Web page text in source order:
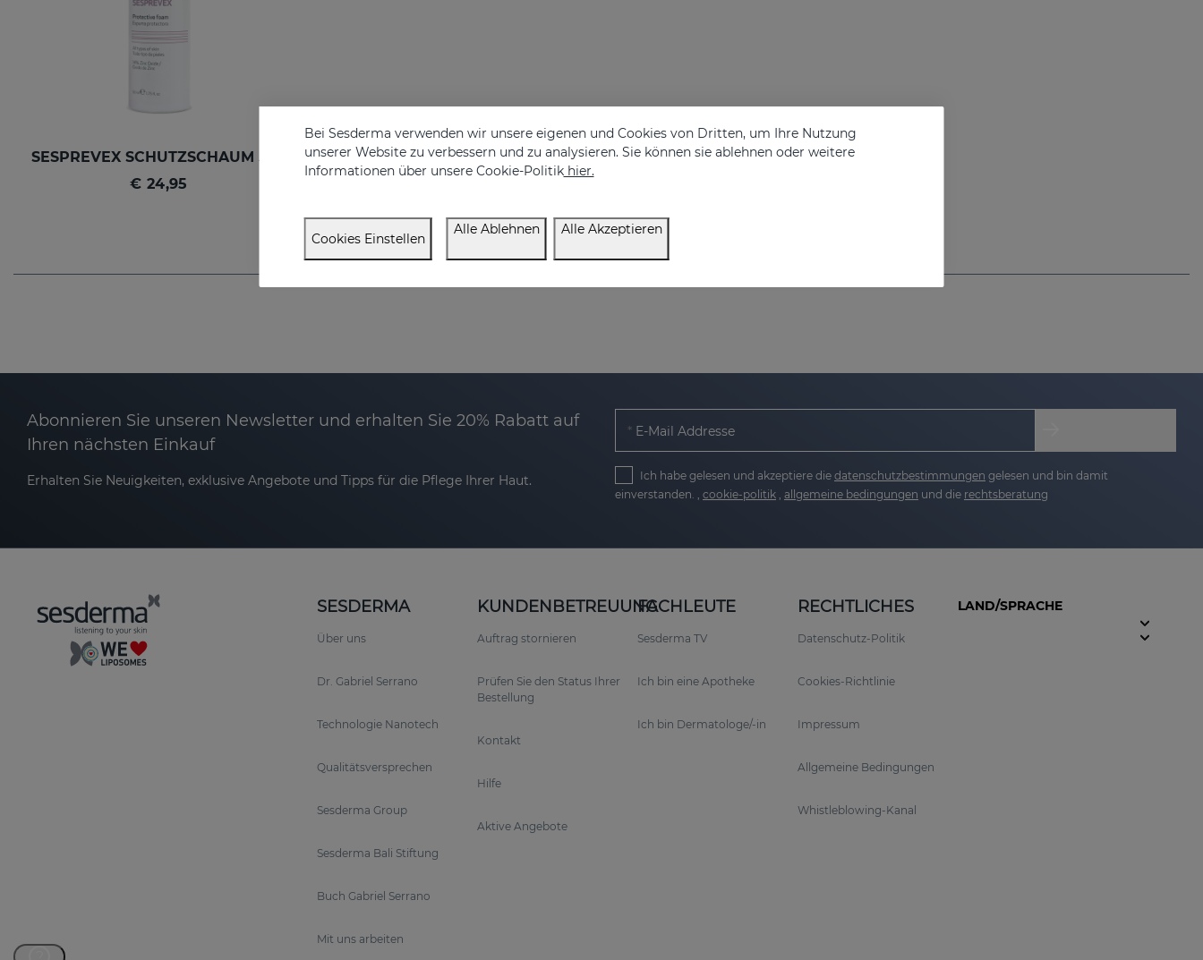
€ 24,95
Abonnieren Sie unseren Newsletter und erhalten Sie 20% Rabatt auf
Ihren nächsten Einkauf
Erhalten Sie Neuigkeiten, exklusive Angebote und Tipps für die Pflege Ihrer Haut.
E-Mail Addresse
Ich habe gelesen und akzeptiere die datenschutzbestimmungen gelesen und bin damit
einverstanden. , cookie-politik allgemeine bedingungen und die rechtsberatung
SESDERMA
Über uns
Dr. Gabriel Serrano
Technologie Nanotech
Qualitätsversprechen
Sesderma Group
Sesderma Bali Stiftung
Buch Gabriel Serrano
Mit uns arbeiten
KUNDENBETREUUNG
Auftrag stornieren
Prüfen Sie den Status Ihrer
Bestellung
Kontakt
Hilfe
Aktive Angebote
FACHLEUTE
Sesderma TV
Ich bin eine Apotheke
Ich bin Dermatologe/-in
RECHTLICHES
Datenschutz-Politik
Cookies-Richtlinie
Impressum
Allgemeine Bedingungen
Whistleblowing-Kanal
LAND/SPRACHE
Bei Sesderma verwenden wir unsere eigenen und Cookies von Dritten, um Ihre Nutzung
unserer Website zu verbessern und zu analysieren. Sie können sie ablehnen oder weitere
Informationen über unsere Cookie-Politikhier.
Cookies Einstellen
Alle Ablehnen Alle Akzeptieren